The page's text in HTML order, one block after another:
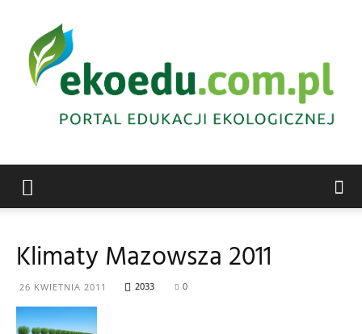
Klimaty Mazowsza 2011
26 KWIETNIA 2011 2033 0